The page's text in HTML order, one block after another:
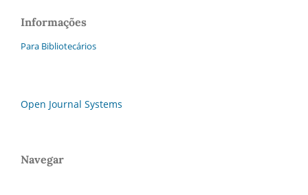
Informações
Para Bibliotecários
Open Journal Systems
Navegar